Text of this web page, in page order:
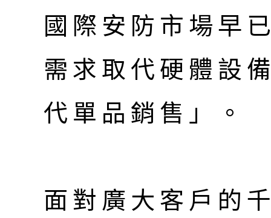
國際安防市場早
需求取代硬體設
代單品銷售」。
面對廣大客戶的